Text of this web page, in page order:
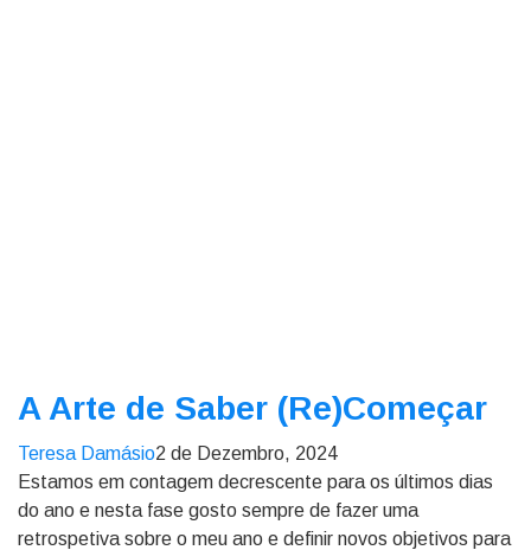
A Arte de Saber (Re)Começar
Teresa Damásio2 de Dezembro, 2024
Estamos em contagem decrescente para os últimos dias
do ano e nesta fase gosto sempre de fazer uma
retrospetiva sobre o meu ano e definir novos objetivos para